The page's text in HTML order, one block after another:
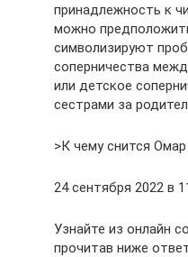
принадлежность к
можно
символизируют
соперничества
или детское
сестрами за
>К чему снится
24 сентября 2022 в
Узнайте из онлайн
прочитав ниже